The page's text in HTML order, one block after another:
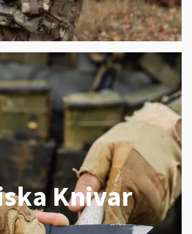
Knivar